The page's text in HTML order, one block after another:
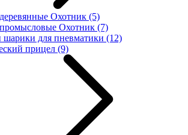
Охотник (5)
Охотник (7)
для пневматики (12)
прицел (9)